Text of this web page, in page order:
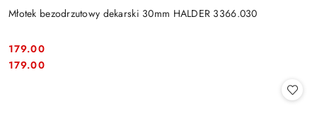
Młotek bezodrzutowy dekarski 30mm HALDER 3366.030
Cena:
179.00
Cena:
179.00